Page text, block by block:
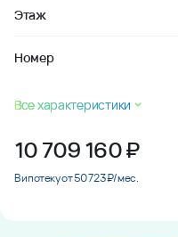
Этаж
Номер
Все характеристики
10 709 160₽
В ипотеку от 50 723 ₽/мес.